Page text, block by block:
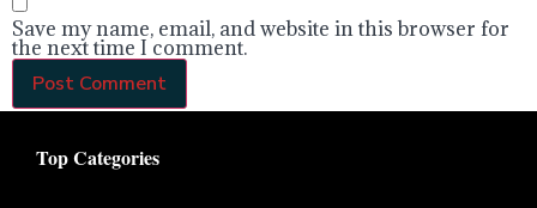
Save my name, email, and website in this browser for
the next time I comment.
Top Categories